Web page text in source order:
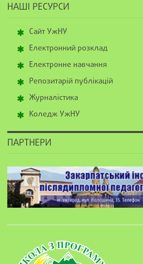
НАШІ РЕСУРСИ
Сайт УжНУ
Електронний розклад
Електронне навчання
Репозитарій публікацій
Журналістика
Коледж УжНУ
ПАРТНЕРИ